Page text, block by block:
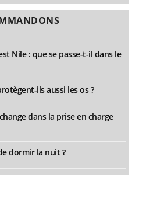
Nile : que se passe-t-il dans le
ils aussi les os ?
dans la prise en charge
dormir la nuit ?